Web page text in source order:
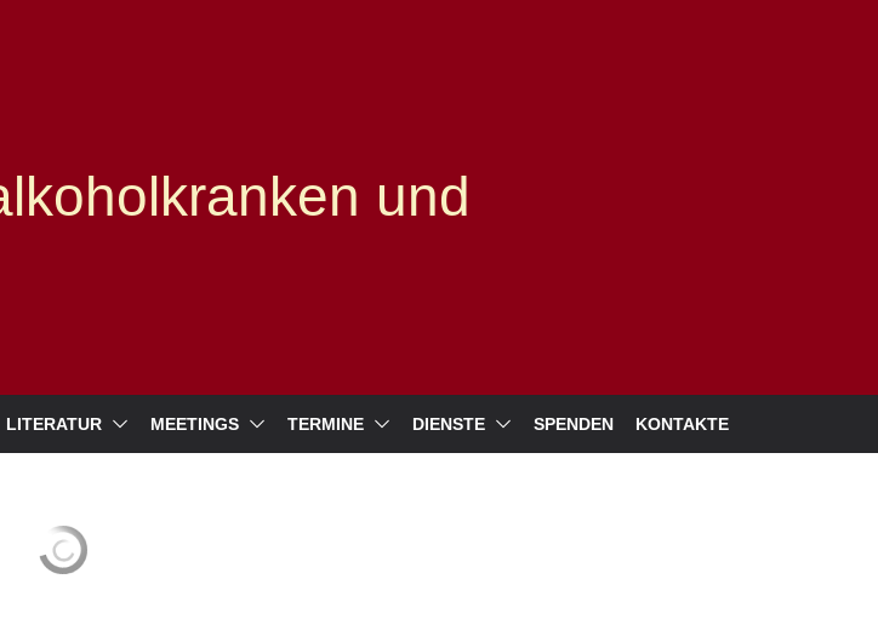
und
LITERATUR MEETINGS TERMINE DIENSTE SPENDEN KONTAKTE